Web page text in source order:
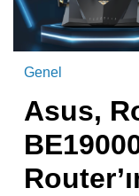
Genel
Asus,